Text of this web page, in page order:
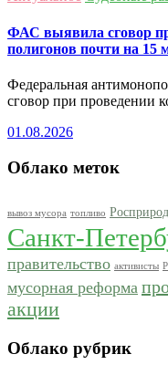
ФАС выявила сговор
полигонов почти на 15
Федеральная
сговор при проведении
01.08.2026
Облако меток
вывоз мусора топливо
Санкт-
правительство активисты
мусорная реформа
акции
Облако рубрик